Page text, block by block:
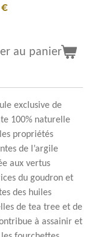
au panier
exclusive de
100% naturelle
propriétés
de l’argile
aux vertus
du goudron et
des huiles
de tea tree et de
à assainir et